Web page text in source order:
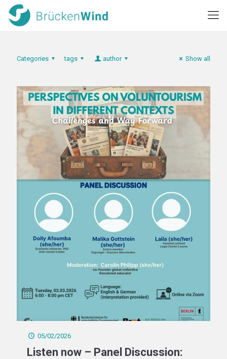
Categories tags author Show all
05/02/2026
Listen now – Panel Discussion: